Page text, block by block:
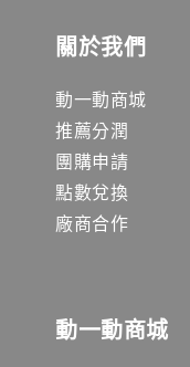
關於我們
動一動商城
推薦分潤
團購申請
點數兌換
廠商合作
動一動商城